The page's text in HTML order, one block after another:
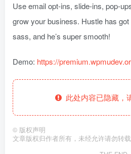
Use email opt-ins, slide-ins, pop-
grow your business. Hustle has got
sass, and he’s super smooth!
Demo: https://
此处内容已隐藏，
© 版权声明
文章版权归作者所有，未经允许请勿转载